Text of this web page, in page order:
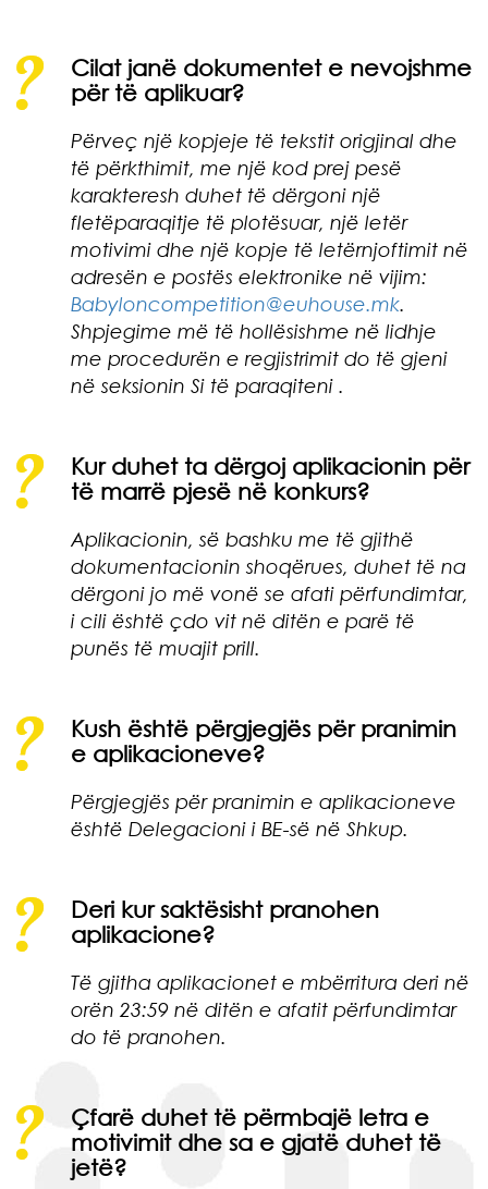
Cilat janë dokumentet e nevojshme
për të aplikuar?
Përveç një kopjeje të tekstit origjinal dhe
të përkthimit, me një kod prej pesë
karakteresh duhet të dërgoni një
fletëparaqitje të plotësuar, një letër
motivimi dhe një kopje të letërnjoftimit në
adresën e postës elektronike në vijim:
Babyloncompetition@euhouse.mk.
Shpjegime më të hollësishme në lidhje
me procedurën e regjistrimit do të gjeni
në seksionin Si të paraqiteni .
Kur duhet ta dërgoj aplikacionin për
të marrë pjesë në konkurs?
Aplikacionin, së bashku me të gjithë
dokumentacionin shoqërues, duhet të na
dërgoni jo më vonë se afati përfundimtar,
i cili është çdo vit në ditën e parë të
punës të muajit prill.
Kush është përgjegjës për pranimin
e aplikacioneve?
Përgjegjës për pranimin e aplikacioneve
është Delegacioni i BE-së në Shkup.
Deri kur saktësisht pranohen
aplikacione?
Të gjitha aplikacionet e mbërritura deri në
orën 23:59 në ditën e afatit përfundimtar
do të pranohen.
Çfarë duhet të përmbajë letra e
motivimit dhe sa e gjatë duhet të
jetë?